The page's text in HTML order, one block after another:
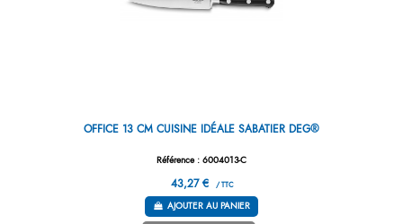
OFFICE 13 CM CUISINE IDÉALE SABATIER DEG®
Référence : 6004013-C
43,27 € / TTC
AJOUTER AU PANIER